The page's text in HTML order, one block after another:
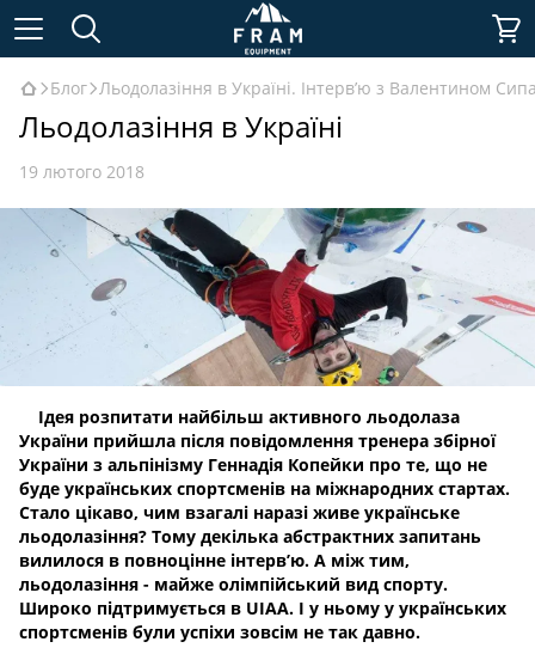
Блог Льодолазіння в Україні. Інтерв’ю з Валентином
Льодолазіння в Україні
19 лютого 2018
Ідея розпитати найбільш активного льодолаза
України прийшла після повідомлення тренера збірної
України з альпінізму Геннадія Копейки про те, що не
буде українських спортсменів на міжнародних стартах.
Стало цікаво, чим взагалі наразі живе українське
льодолазіння? Тому декілька абстрактних запитань
вилилося в повноцінне інтерв’ю. А між тим,
льодолазіння - майже олімпійський вид спорту.
Широко підтримується в UIAA. І у ньому у українських
спортсменів були успіхи зовсім не так давно.